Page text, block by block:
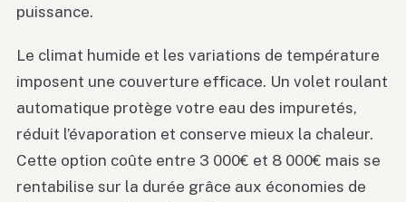
puissance.
Le climat humide et les variations de température
imposent une couverture efficace. Un volet roulant
automatique protège votre eau des impuretés,
réduit l’évaporation et conserve mieux la chaleur.
Cette option coûte entre 3 000€ et 8 000€ mais se
rentabilise sur la durée grâce aux économies de